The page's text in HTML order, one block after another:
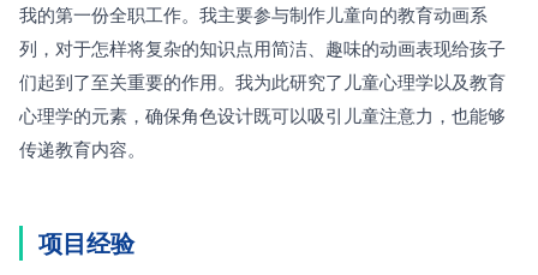
我的第一份全职工作。我主要参与制作儿童向的教育动画系
列，对于怎样将复杂的知识点用简洁、趣味的动画表现给孩子
们起到了至关重要的作用。我为此研究了儿童心理学以及教育
心理学的元素，确保角色设计既可以吸引儿童注意力，也能够
传递教育内容。
项目经验